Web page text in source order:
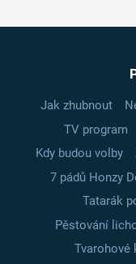
Jak zhubnout
TV program
Kdy budou volby
7 pádů Honzy
Tatarák
Pěstování
Tvarohové